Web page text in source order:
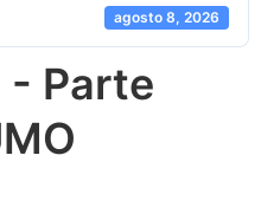
agosto 8, 2026
- Parte